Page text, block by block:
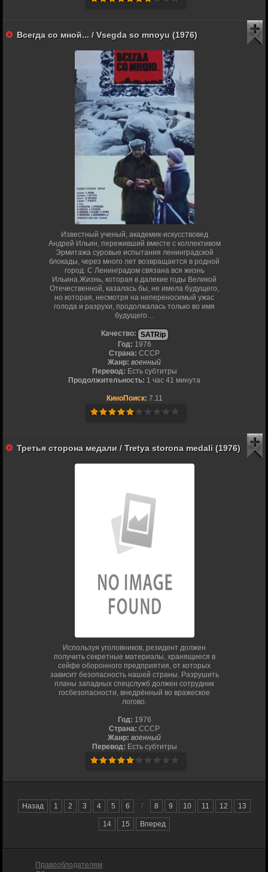
Всегда со мной... / Vsegda so mnoyu (1976)
Известный ученый, академик-искусствовед
Андрей Ильин, переживший вместе с коллективом
Эрмитажа суровые испытания ленинградской
блокады, через много лет возвращается в родной
город. С Ленинградом связана вся жизнь
Ильина.Жизнь, которая в далекие годы Великой
Отечественной, казалась бы, не имела будущего,
но которая, несмотря на непереносимый ужас
голода и разрухи, продолжалась только во имя
будущего…
Качество: SATRip
Год: 1976
Страна: СССР
Жанр: военный
Перевод: Есть субтитры
Продолжительность: 1 час 41 минута
КиноПоиск: 7.11
Третья сторона медали / Tretya storona medali (1976)
Используя уголовников, резидент должен
получить секретные материалы, хранящиеся в
сейфе оборонного предприятия, от которых
зависит безопасность нашей страны. Разрушить
планы западных спецслужб должен сотрудник
госбезопасности, внедрённый во вражеское
логово.
Год: 1976
Страна: СССР
Жанр: военный
Перевод: Есть субтитры
Назад 1 2 3 4 5 6 7 8 9 10 11 12 13
14 15 Вперед
Правооблодателям